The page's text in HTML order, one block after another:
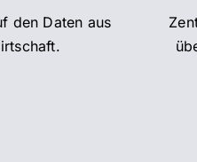
den Daten aus